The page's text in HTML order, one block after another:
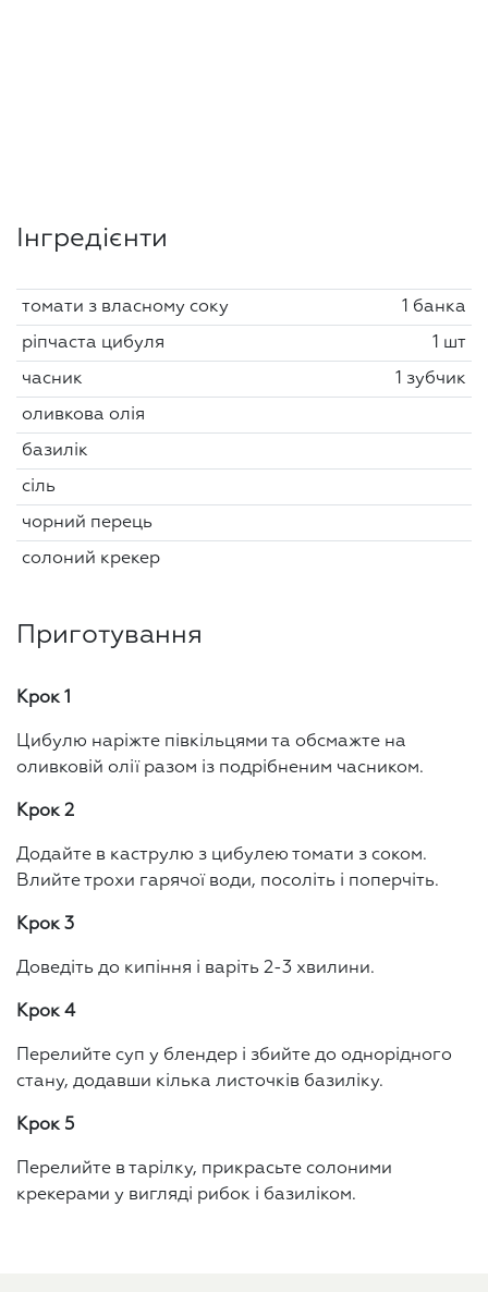
Інгредієнти
томати з власному соку 1 банка
ріпчаста цибуля 1 шт
часник 1 зубчик
оливкова олія
базилік
сіль
чорний перець
солоний крекер
Приготування
Крок 1
Цибулю наріжте півкільцями та обсмажте на
оливковій олії разом із подрібненим часником.
Крок 2
Додайте в каструлю з цибулею томати з соком.
Влийте трохи гарячої води, посоліть і поперчіть.
Крок 3
Доведіть до кипіння і варіть 2-3 хвилини.
Крок 4
Перелийте суп у блендер і збийте до однорідного
стану, додавши кілька листочків базиліку.
Крок 5
Перелийте в тарілку, прикрасьте солоними
крекерами у вигляді рибок і базиліком.